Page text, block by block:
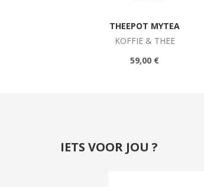
THEEPOT MYTEA
KOFFIE & THEE
59,00 €
IETS VOOR JOU ?